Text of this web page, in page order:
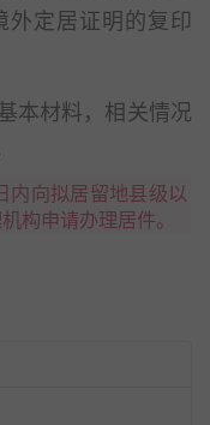
定居证明的复印
本材料，相关情况
内向拟居留地县级以
构申请办理居件。